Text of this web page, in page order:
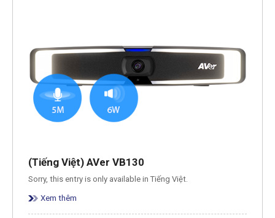
(Tiếng Việt) AVer VB130
Sorry, this entry is only available in Tiếng Việt.
Xem thêm